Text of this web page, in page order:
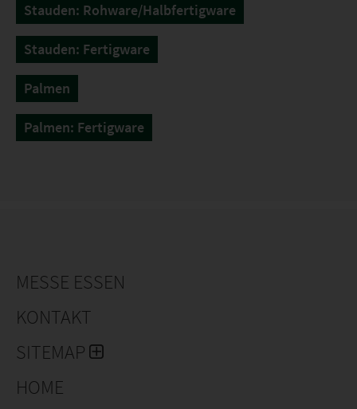
Stauden: Rohware/Halbfertigware
Stauden: Fertigware
Palmen
Palmen: Fertigware
MESSE ESSEN
KONTAKT
SITEMAP
HOME